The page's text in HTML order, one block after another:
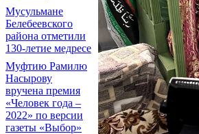
Мусульмане
Белебеевского
района отметили
130-летие медресе
Муфтию Рамилю
Насырову
вручена премия
«Человек года –
2022» по версии
газеты «Выбор»